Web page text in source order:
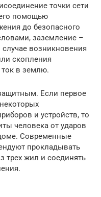
точки сети
помощью
до безопасного
заземление –
случае возникновения
скопления
ток в землю.
Если первое
и устройств, то
человека от ударов
Современные
прокладывать
трех жил и соединять